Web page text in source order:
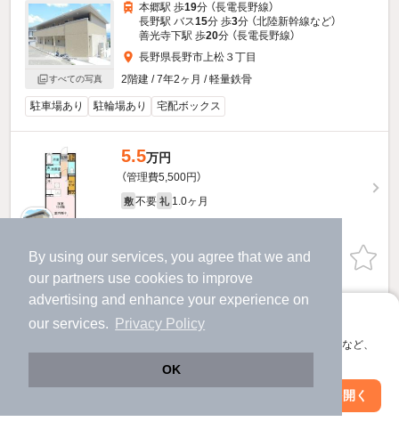
By using our services, you agree that we and
our partners use cookies to improve
advertising and enhance your experience on
our services.
Privacy Policy
OK
アプリに切り替えて、サクサクお部屋探し
会員登録なしですぐ使える。マップ検索やお気に入り保存など、
アプリを開く
すべての写真
本郷駅 歩19分 （長電長野線）
長野駅 バス15分 歩3分 （北陸新幹線など）
善光寺下駅 歩20分 （長電長野線）
長野県長野市上松３丁目
2階建 / 7年2ヶ月 / 軽量鉄骨
駐車場あり 駐輪場あり 宅配ボックス
5.5万円
（管理費5,500円）
敷 不要 礼 1.0ヶ月
お問い合わせ（無料）
ほか提供
（管理費5,000円）
敷 不要 礼 70,000円
絞り込み条件を変更